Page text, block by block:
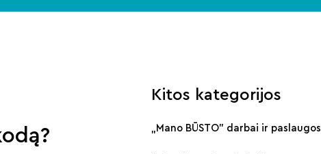
Kitos kategorijos
„Mano BŪSTO" darbai ir paslaugos